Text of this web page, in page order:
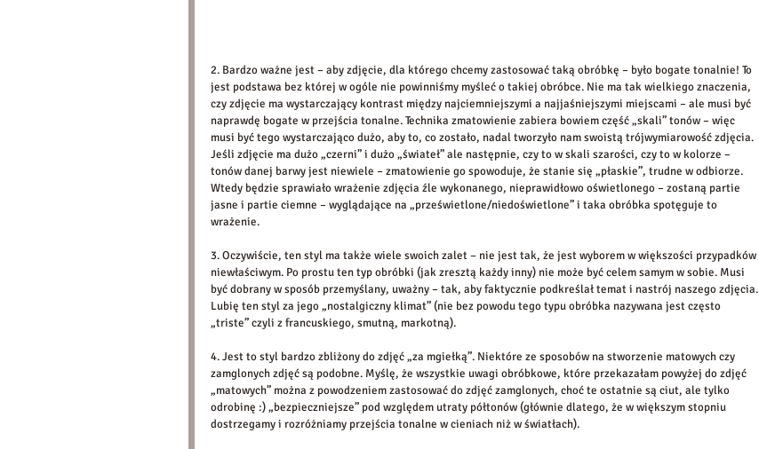
2. Bardzo ważne jest – aby zdjęcie, dla którego chcemy zastosować taką obróbkę – było bogate tonalnie! To
jest podstawa bez której w ogóle nie powinniśmy myśleć o takiej obróbce. Nie ma tak wielkiego znaczenia,
czy zdjęcie ma wystarczający kontrast między najciemniejszymi a najjaśniejszymi miejscami – ale musi być
naprawdę bogate w przejścia tonalne. Technika zmatowienie zabiera bowiem część „skali” tonów – więc
musi być tego wystarczająco dużo, aby to, co zostało, nadal tworzyło nam swoistą trójwymiarowość zdjęcia.
Jeśli zdjęcie ma dużo „czerni” i dużo „świateł” ale następnie, czy to w skali szarości, czy to w kolorze –
tonów danej barwy jest niewiele – zmatowienie go spowoduje, że stanie się „płaskie”, trudne w odbiorze.
Wtedy będzie sprawiało wrażenie zdjęcia źle wykonanego, nieprawidłowo oświetlonego – zostaną partie
jasne i partie ciemne – wyglądające na „prześwietlone/niedoświetlone” i taka obróbka spotęguje to
wrażenie.
3. Oczywiście, ten styl ma także wiele swoich zalet – nie jest tak, że jest wyborem w większości przypadków
niewłaściwym. Po prostu ten typ obróbki (jak zresztą każdy inny) nie może być celem samym w sobie. Musi
być dobrany w sposób przemyślany, uważny – tak, aby faktycznie podkreślał temat i nastrój naszego zdjęcia.
Lubię ten styl za jego „nostalgiczny klimat” (nie bez powodu tego typu obróbka nazywana jest często
„triste” czyli z francuskiego, smutną, markotną).
4. Jest to styl bardzo zbliżony do zdjęć „za mgiełką”. Niektóre ze sposobów na stworzenie matowych czy
zamglonych zdjęć są podobne. Myślę, że wszystkie uwagi obróbkowe, które przekazałam powyżej do zdjęć
„matowych” można z powodzeniem zastosować do zdjęć zamglonych, choć te ostatnie są ciut, ale tylko
odrobinę :) „bezpieczniejsze” pod względem utraty półtonów (głównie dlatego, że w większym stopniu
dostrzegamy i rozróżniamy przejścia tonalne w cieniach niż w światłach).